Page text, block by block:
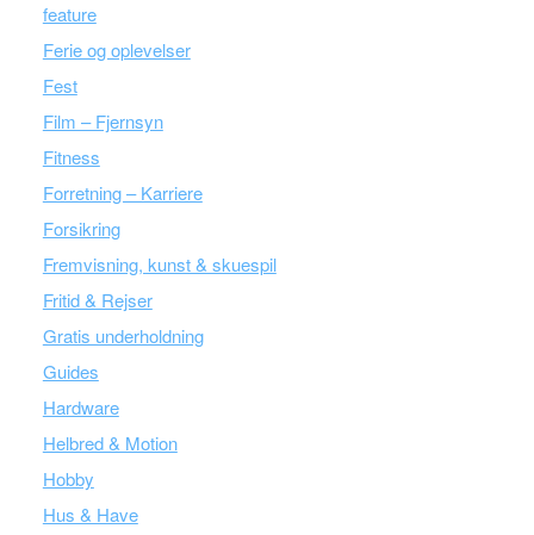
feature
Ferie og oplevelser
Fest
Film – Fjernsyn
Fitness
Forretning – Karriere
Forsikring
Fremvisning, kunst & skuespil
Fritid & Rejser
Gratis underholdning
Guides
Hardware
Helbred & Motion
Hobby
Hus & Have